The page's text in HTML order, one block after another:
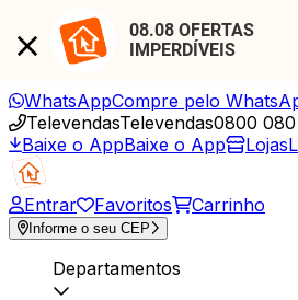
08.08 OFERTAS
IMPERDÍVEIS
WhatsAppCompre pelo
TelevendasTelevendas0800
Baixe o AppBaixe o App Lojas
Entrar Favoritos Carrinho
Informe o seu CEP
Departamentos